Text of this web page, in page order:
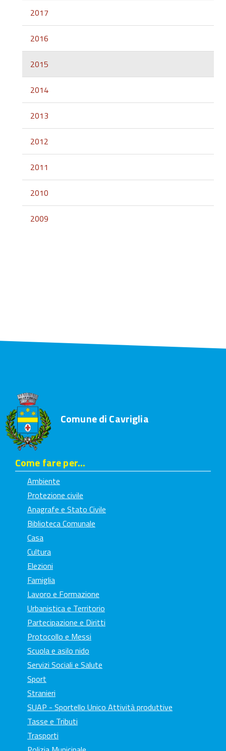
2017
2016
2015
2014
2013
2012
2011
2010
2009
Comune di Cavriglia
Come fare per...
Ambiente
Protezione civile
Anagrafe e Stato Civile
Biblioteca Comunale
Casa
Cultura
Elezioni
Famiglia
Lavoro e Formazione
Urbanistica e Territorio
Partecipazione e Diritti
Protocollo e Messi
Scuola e asilo nido
Servizi Sociali e Salute
Sport
Stranieri
SUAP - Sportello Unico Attività produttive
Tasse e Tributi
Trasporti